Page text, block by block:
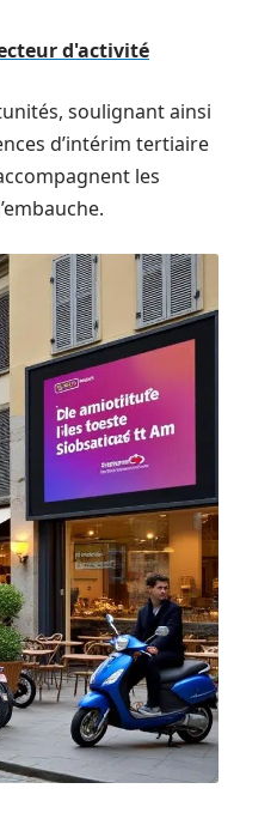
d'activité
soulignant ainsi
d’intérim tertiaire
les